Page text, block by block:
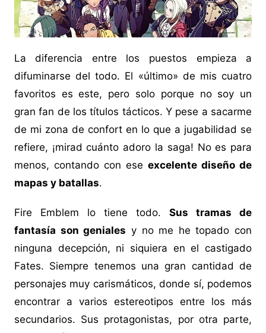
La diferencia entre los puestos empieza a
difuminarse del todo. El «último» de mis cuatro
favoritos es este, pero solo porque no soy un
gran fan de los títulos tácticos. Y pese a sacarme
de mi zona de confort en lo que a jugabilidad se
refiere, ¡mirad cuánto adoro la saga! No es para
menos, contando con eseexcelente diseño de
mapas y batallas.
Fire Emblem lo tiene todo.Sus tramas de
fantasía son geniales y no me he topado con
ninguna decepción, ni siquiera en el castigado
Fates. Siempre tenemos una gran cantidad de
personajes muy carismáticos, donde sí, podemos
encontrar a varios estereotipos entre los más
secundarios. Sus protagonistas, por otra parte,